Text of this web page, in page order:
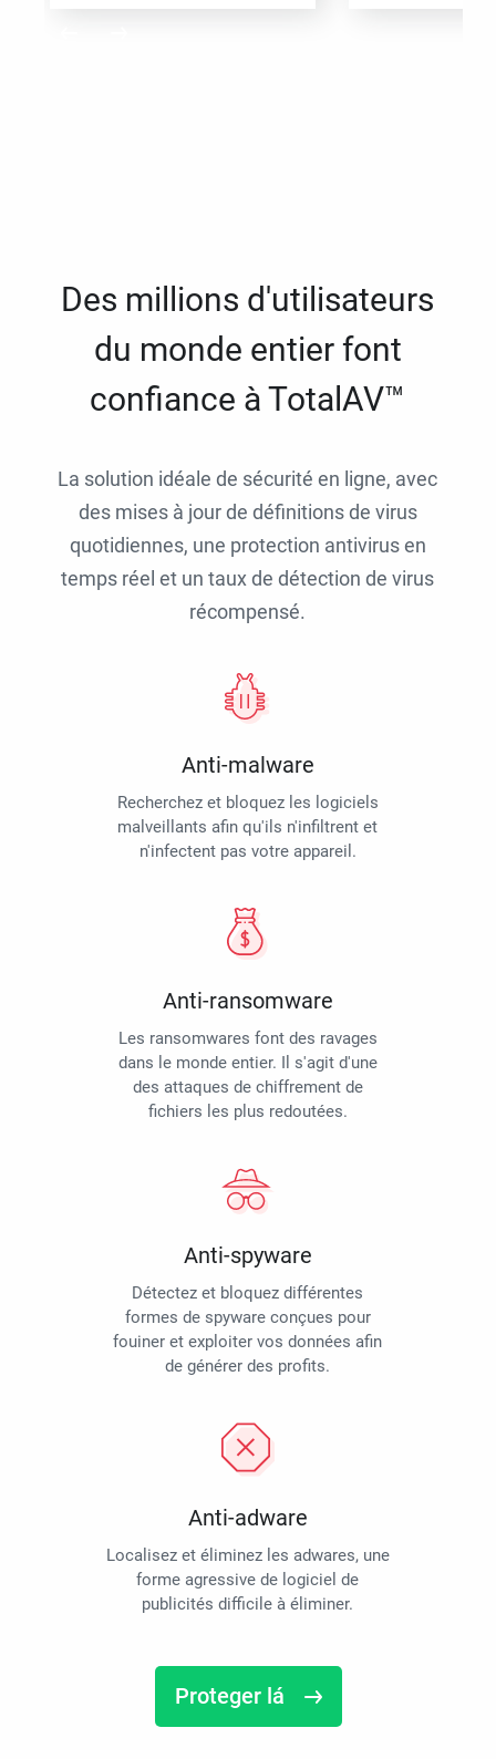
Des millions d'utilisateurs
du monde entier font
confiance à TotalAV™
La solution idéale de sécurité en ligne, avec
des mises à jour de définitions de virus
quotidiennes, une protection antivirus en
temps réel et un taux de détection de virus
récompensé.
Anti-malware
Recherchez et bloquez les logiciels
malveillants afin qu'ils n'infiltrent et
n'infectent pas votre appareil.
Anti-ransomware
Les ransomwares font des ravages
dans le monde entier. Il s'agit d'une
des attaques de chiffrement de
fichiers les plus redoutées.
Anti-spyware
Détectez et bloquez différentes
formes de spyware conçues pour
fouiner et exploiter vos données afin
de générer des profits.
Anti-adware
Localisez et éliminez les adwares, une
forme agressive de logiciel de
publicités difficile à éliminer.
Proteger lá